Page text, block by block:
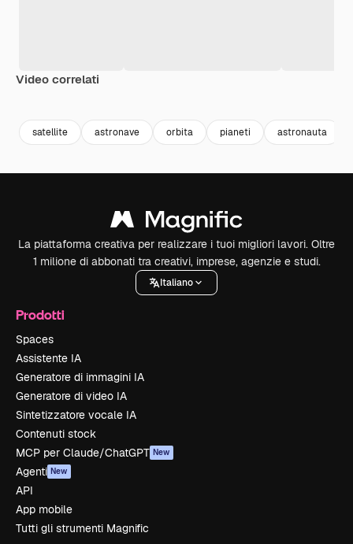
Video correlati
satellite astronave orbita pianeti astronauta
La piattaforma creativa per realizzare i tuoi migliori lavori. Oltre
1 milione di abbonati tra creativi, imprese, agenzie e studi.
Italiano
Prodotti
Spaces
Assistente IA
Generatore di immagini IA
Generatore di video IA
Sintetizzatore vocale IA
Contenuti stock
MCP per Claude/ChatGPT New
Agenti New
API
App mobile
Tutti gli strumenti Magnific